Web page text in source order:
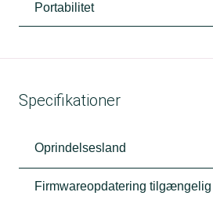
Portabilitet
Specifikationer
Oprindelsesland
Firmwareopdatering tilgængelig